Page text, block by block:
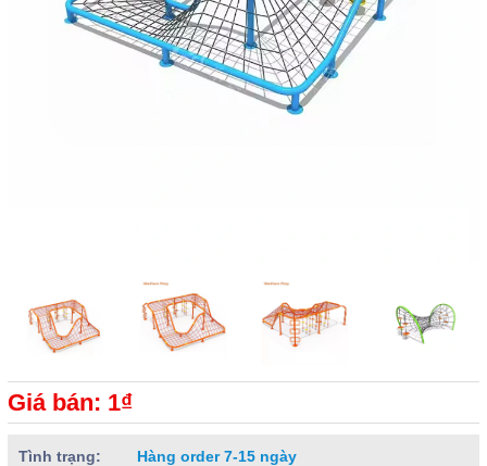
Giá bán: 1₫
Tình trạng:
Hàng order 7-15 ngày